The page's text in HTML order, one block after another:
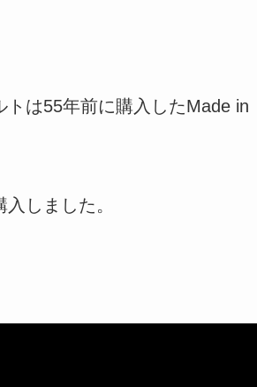
は55年前に購入したMade in
しました。